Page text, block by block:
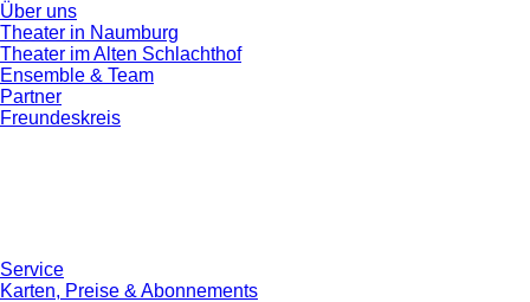
Über uns
Theater in Naumburg
Theater im Alten Schlachthof
Ensemble & Team
Partner
Freundeskreis
Service
Karten, Preise & Abonnements